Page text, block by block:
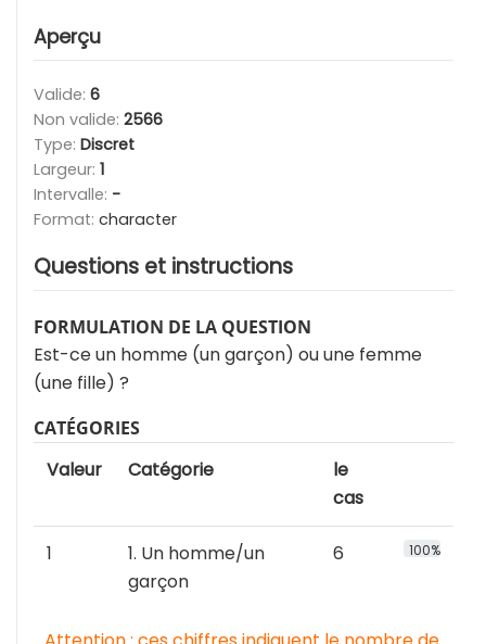
Aperçu
Valide: 6
Non valide: 2566
Type: Discret
Largeur: 1
Intervalle: -
Format: character
Questions et instructions
FORMULATION DE LA QUESTION
Est-ce un homme (un garçon) ou une femme
(une fille) ?
CATÉGORIES
Valeur Catégorie
le
cas
1
1. Un homme/un
garçon
6 100%